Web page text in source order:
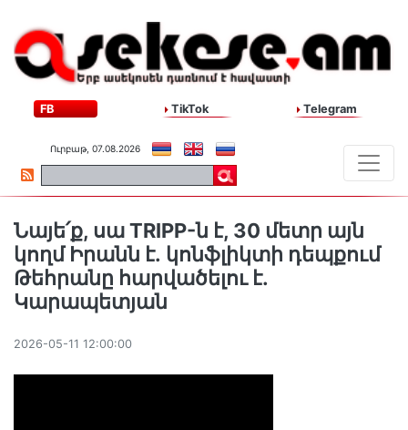
FB TikTok Telegram
Ուրբաթ, 07.08.2026
Նայե՛ք, սա TRIPP-ն է, 30 մետր այն
կողմ Իրանն է․ կոնֆլիկտի դեպքում
Թեհրանը հարվածելու է․
Կարապետյան
2026-05-11 12:00:00